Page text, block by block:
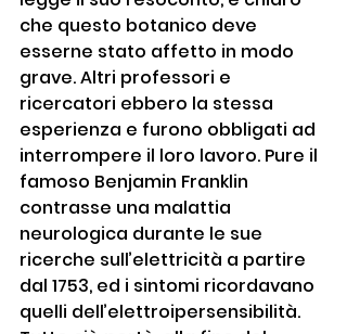
che questo botanico deve
esserne stato affetto in modo
grave. Altri professori e
ricercatori ebbero la stessa
esperienza e furono obbligati ad
interrompere il loro lavoro. Pure il
famoso Benjamin Franklin
contrasse una malattia
neurologica durante le sue
ricerche sull’elettricità a partire
dal 1753, ed i sintomi ricordavano
quelli dell’elettroipersensibilità.